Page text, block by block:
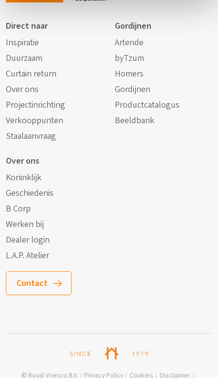
Direct naar
Inspiratie
Duurzaam
Curtain return
Over ons
Projectinrichting
Verkooppunten
Staalaanvraag
Gordijnen
Artende
byTzum
Homers
Gordijnen
Productcatalogus
Beeldbank
Over ons
Koninklijk
Geschiedenis
B Corp
Werken bij
Dealer login
L.A.P. Atelier
Contact
© Royal Vriesco B.V. Privacy Policy Cookies Disclaimer